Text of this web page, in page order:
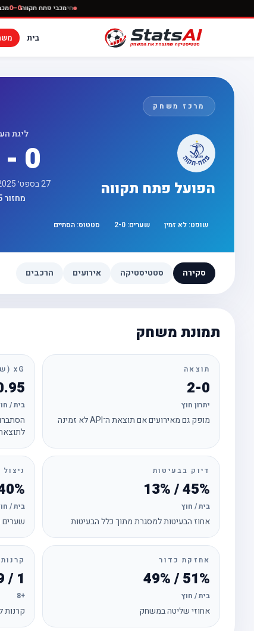
חימכבי פתח
בית
מרכז משחק
הפועל פתח תקווה
ליגת
0
27 בספט׳ 2025, 16:45
מחזור 5
שופט: לא זמין שערים: 2-0 סטטוס: הסתיים
סקירה סטטיסטיקה אירועים הרכבים
תמונת משחק
תוצאה
2-0
יתרון חוץ
מופק גם מאירועים אם תוצאת ה־API לא זמינה
xG (שערים צפויים)
/ 0.53
בית /
דיוק בבעיטות
45% / 13%
בית / חוץ
אחוז הבעיטות למסגרת מתוך כלל הבעיטות
/ 0%
בית /
שערים
אחזקת כדור
51% / 49%
בית / חוץ
אחוזי שליטה במשחק
קרנות
1 / 9
+8
קרנות